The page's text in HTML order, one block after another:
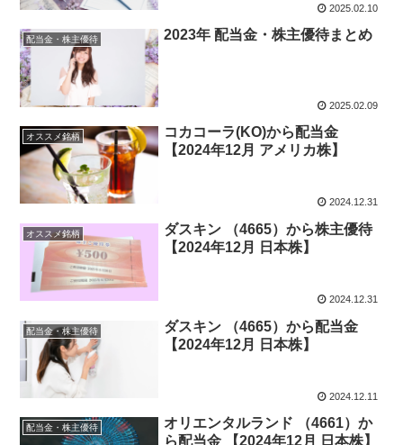
2025.02.10
配当金・株主優待 2023年 配当金・株主優待まとめ
2025.02.09
オススメ銘柄
コカコーラ(KO)から配当金
【2024年12月 アメリカ株】
2024.12.31
オススメ銘柄
ダスキン （4665）から株主優待
【2024年12月 日本株】
2024.12.31
配当金・株主優待
ダスキン （4665）から配当金
【2024年12月 日本株】
2024.12.11
配当金・株主優待
オリエンタルランド （4661）か
ら配当金 【2024年12月 日本株】